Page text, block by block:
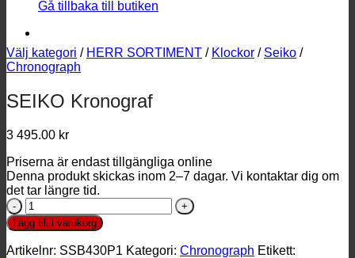
Gå tillbaka till butiken
Välj kategori / HERR SORTIMENT / Klockor / Seiko /
Chronograph
SEIKO Kronograf
3 495.00 kr
Priserna är endast tillgängliga online
Denna produkt skickas inom 2–7 dagar. Vi kontaktar dig om
det tar längre tid.
SEIKO
Kronograf
mängd
Lägg till i varukorg
Artikelnr: SSB430P1 Kategori: Chronograph Etikett: